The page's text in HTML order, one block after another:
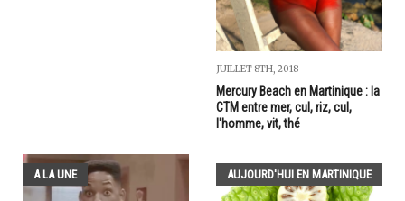
JUILLET 8TH, 2018
Mercury Beach en Martinique : la
CTM entre mer, cul, riz, cul,
l'homme, vit, thé
A LA UNE AUJOURD'HUI EN MARTINIQUE